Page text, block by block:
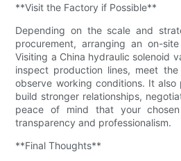
**Visit the Factory if Possible**
Depending on the scale and
procurement, arranging an on-
Visiting a China hydraulic solenoid
inspect production lines, meet
observe working conditions. It
build stronger relationships,
peace of mind that your
transparency and professionalism.
**Final Thoughts**